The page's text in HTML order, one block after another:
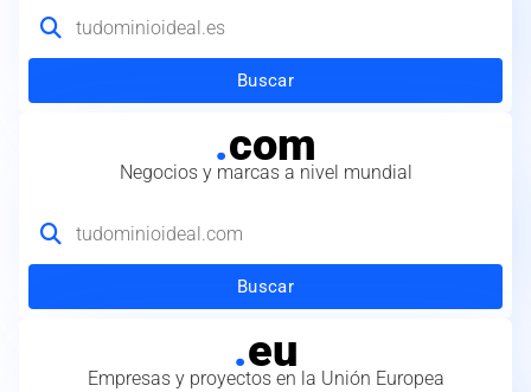
Buscar
.com
Negocios y marcas a nivel mundial
Buscar
.eu
Empresas y proyectos en la Unión Europea